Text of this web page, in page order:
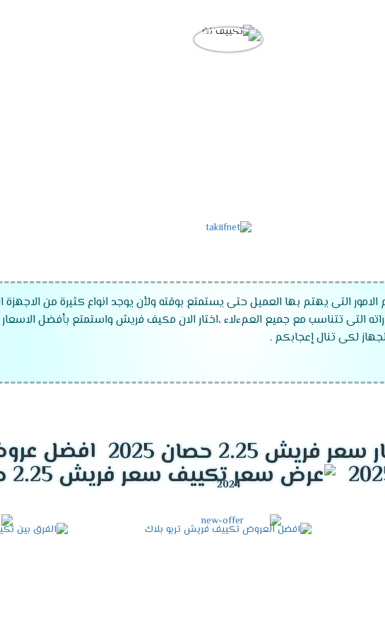
التى يهتم بها العميل حتى يستمتع بوقته ولأن يوجد انواع كثيرة من الاجهزة
التى تتناسب مع جميع العمءلاء ،اختار الان مكيف فريش واستمتع بأفضل
لكى تنال إعجابكم .
موديلات تكييف فريش2024
".
".
افضل